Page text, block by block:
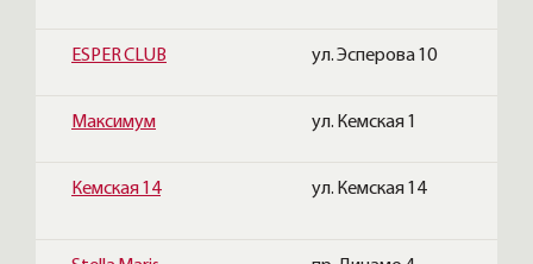
ESPER CLUB ул. Эсперова 10
Максимум ул. Кемская 1
Кемская 14 ул. Кемская 14